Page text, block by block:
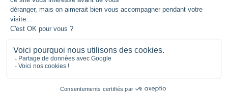
DEVENIR PARTENAIRE
Parc activités la Niel BP 2156920NOYAL-PONTIVY - FRANCE